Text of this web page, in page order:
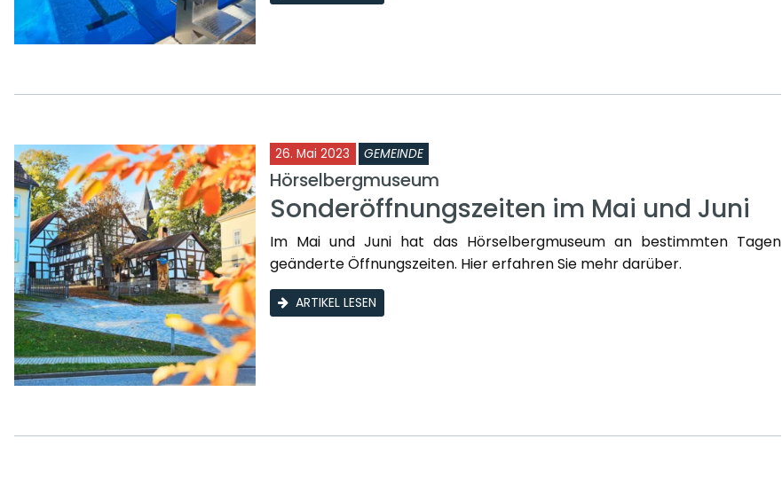
26. Mai 2023 GEMEINDE
Hörselbergmuseum
Sonderöffnungszeiten im Mai und Juni
Im Mai und Juni hat das Hörselbergmuseum an bestimmten Tagen
geänderte Öffnungszeiten. Hier erfahren Sie mehr darüber.
ARTIKEL LESEN